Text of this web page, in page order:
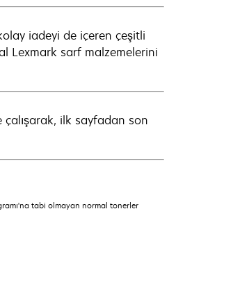
iadeyi de içeren çeşitli
Lexmark sarf malzemelerini
çalışarak, ilk sayfadan son
tabi olmayan normal tonerler